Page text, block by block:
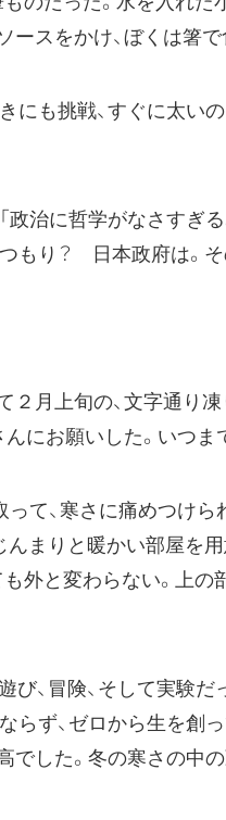
スをかけ、ぼくは箸
も挑戦、すぐに太い
治に哲学がなさすぎ
もり？ 日本政府は。
月上旬の、文字通り
んにお願いした。いつ
て、寒さに痛めつけ
んまりと暖かい部屋を
と変わらない。上の
、冒険、そして実験
らず、ゼロから生を創
でした。冬の寒さの中